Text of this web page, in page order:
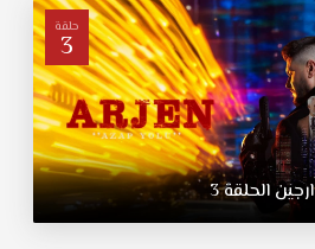
حلقة
3
ارجين الحلقة3